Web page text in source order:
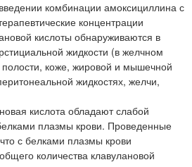
комбинации амоксициллина с
концентрации
кислоты обнаруживаются в
жидкости (в желчном
коже, жировой и мышечной
жидкостях, желчи,
кислота обладают слабой
плазмы крови. Проведенные
с белками плазмы крови
количества клавулановой